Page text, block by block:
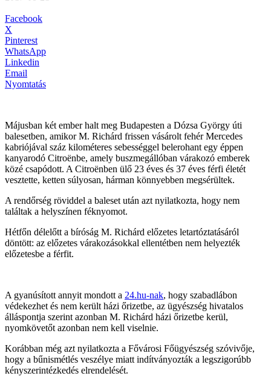
Facebook
X
Pinterest
WhatsApp
Linkedin
Email
Nyomtatás
Májusban két ember halt meg Budapesten a Dózsa György úti
balesetben, amikor M. Richárd frissen vásárolt fehér Mercedes
kabriójával száz kilométeres sebességgel belerohant egy éppen
kanyarodó Citroënbe, amely buszmegállóban várakozó emberek
közé csapódott. A Citroënben ülő 23 éves és 37 éves férfi életét
vesztette, ketten súlyosan, hárman könnyebben megsérültek.
A rendőrség röviddel a baleset után azt nyilatkozta, hogy nem
találtak a helyszínen féknyomot.
Hétfőn délelőtt a bíróság M. Richárd előzetes letartóztatásáról
döntött: az előzetes várakozásokkal ellentétben nem helyezték
előzetesbe a férfit.
A gyanúsított annyit mondott a 24.hu-nak, hogy szabadlábon
védekezhet és nem került házi őrizetbe, az ügyészség hivatalos
álláspontja szerint azonban M. Richárd házi őrizetbe kerül,
nyomkövetőt azonban nem kell viselnie.
Korábban még azt nyilatkozta a Fővárosi Főügyészség szóvivője,
hogy a bűnismétlés veszélye miatt indítványozták a legszigorúbb
kényszerintézkedés elrendelését.